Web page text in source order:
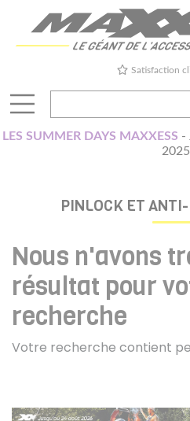
Satisfaction
LES SUMMER DAYS MAXXESS -
2025
PINLOCK ET
Nous n'avons
résultat pour
recherche
Votre recherche contient